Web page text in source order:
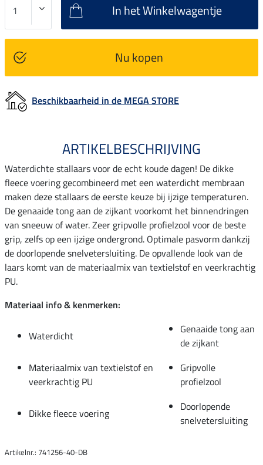
In het Winkelwagentje
Nu kopen
Beschikbaarheid in de MEGA STORE
ARTIKELBESCHRIJVING
Waterdichte stallaars voor de echt koude dagen! De dikke
fleece voering gecombineerd met een waterdicht membraan
maken deze stallaars de eerste keuze bij ijzige temperaturen.
De genaaide tong aan de zijkant voorkomt het binnendringen
van sneeuw of water. Zeer gripvolle profielzool voor de beste
grip, zelfs op een ijzige ondergrond. Optimale pasvorm dankzij
de doorlopende snelvetersluiting. De opvallende look van de
laars komt van de materiaalmix van textielstof en veerkrachtig
PU.
Materiaal info & kenmerken:
Waterdicht
Genaaide tong aan
de zijkant
Materiaalmix van textielstof en
veerkrachtig PU
Gripvolle
profielzool
Dikke fleece voering
Doorlopende
snelvetersluiting
Artikelnr.: 741256-40-DB